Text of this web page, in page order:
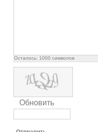
Осталось: 1000 символов
Обновить